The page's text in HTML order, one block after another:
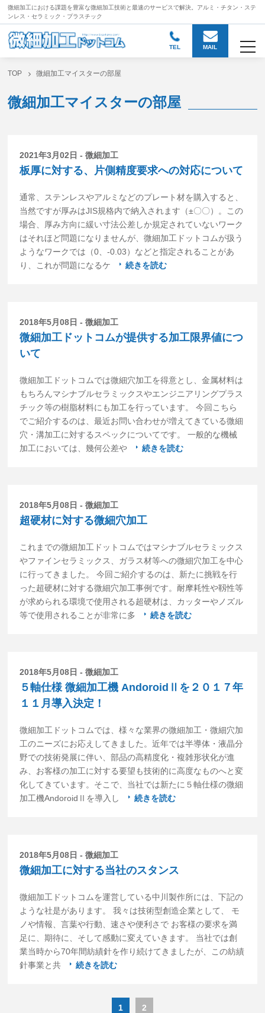
微細加工における課題を豊富な微細加工技術と最速のサービスで解決。アルミ・チタン・ステ
ンレス・セラミック・プラスチック
TEL MAIL
TOP 微細加工マイスターの部屋
微細加工マイスターの部屋
2021年3月02日 - 微細加工
板厚に対する、片側精度要求への対応について
通常、ステンレスやアルミなどのプレート材を購入すると、
当然ですが厚みはJIS規格内で納入されます（±〇〇）。この
場合、厚み方向に緩い寸法公差しか規定されていないワーク
はそれほど問題になりませんが、微細加工ドットコムが扱う
ようなワークでは（0、-0.03）などと指定されることがあ
り、これが問題になるケ
続きを読む
2018年5月08日 - 微細加工
微細加工ドットコムが提供する加工限界値につ
いて
微細加工ドットコムでは微細穴加工を得意とし、金属材料は
もちろんマシナブルセラミックスやエンジニアリングプラス
チック等の樹脂材料にも加工を行っています。 今回こちら
でご紹介するのは、最近お問い合わせが増えてきている微細
穴・溝加工に対するスペックについてです。 一般的な機械
加工においては、幾何公差や
続きを読む
2018年5月08日 - 微細加工
超硬材に対する微細穴加工
これまでの微細加工ドットコムではマシナブルセラミックス
やファインセラミックス、ガラス材等への微細穴加工を中心
に行ってきました。 今回ご紹介するのは、新たに挑戦を行
った超硬材に対する微細穴加工事例です。耐摩耗性や靱性等
が求められる環境で使用される超硬材は、カッターやノズル
等で使用されることが非常に多
続きを読む
2018年5月08日 - 微細加工
５軸仕様 微細加工機 AndoroidⅡを２０１７年
１１月導入決定！
微細加工ドットコムでは、様々な業界の微細加工・微細穴加
工のニーズにお応えしてきました。近年では半導体・液晶分
野での技術発展に伴い、部品の高精度化・複雑形状化が進
み、お客様の加工に対する要望も技術的に高度なものへと変
化してきています。そこで、当社では新たに５軸仕様の微細
加工機AndoroidⅡを導入し
続きを読む
2018年5月08日 - 微細加工
微細加工に対する当社のスタンス
微細加工ドットコムを運営している中川製作所には、下記の
ような社是があります。 我々は技術型創造企業として、 モ
ノや情報、言葉や行動、速さや便利さで お客様の要求を満
足に、期待に、そして感動に変えていきます。 当社では創
業当時から70年間紡績針を作り続けてきましたが、この紡績
針事業と共
続きを読む
1 2